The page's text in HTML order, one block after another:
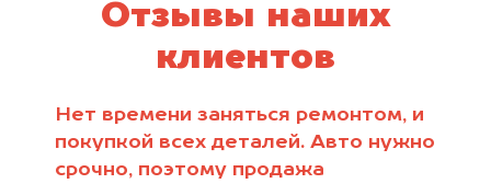
Отзывы наших
клиентов
Нет времени заняться ремонтом, и
покупкой всех деталей. Авто нужно
срочно, поэтому продажа